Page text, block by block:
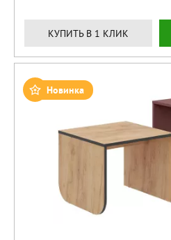
КУПИТЬ В 1 КЛИК
Новинка